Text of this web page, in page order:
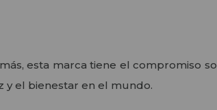
esta marca tiene el compromiso
y el bienestar en el mundo.